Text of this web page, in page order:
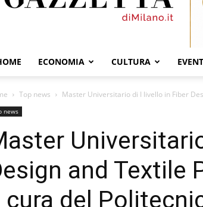
ECONOMIA CULTURA
Top news Master Universitario di I livello in Fiber
news
and Textile
cura del